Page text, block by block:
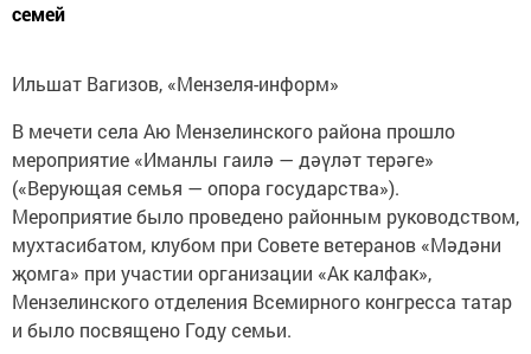
семей
Ильшат Вагизов, «Мензеля-информ»
В мечети села Аю Мензелинского района прошло
мероприятие «Иманлы гаилә — дәүләт терәге»
(«Верующая семья — опора государства»).
Мероприятие было проведено районным руководством,
мухтасибатом, клубом при Совете ветеранов «Мәдәни
җомга» при участии организации «Ак калфак»,
Мензелинского отделения Всемирного конгресса татар
и было посвящено Году семьи.